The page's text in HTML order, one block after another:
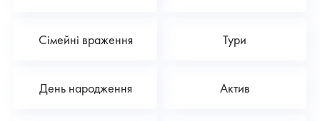
Сімейні враження Тури
День народження Актив